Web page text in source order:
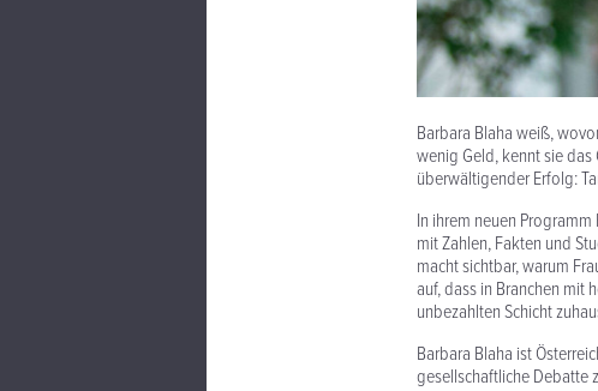
Barbara Blaha weiß,
wenig Geld, kennt sie
überwältigender Erfolg:
In ihrem neuen
mit Zahlen, Fakten und
macht sichtbar, warum
auf, dass in Branchen mit
unbezahlten Schicht
Barbara Blaha ist
gesellschaftliche Debatte